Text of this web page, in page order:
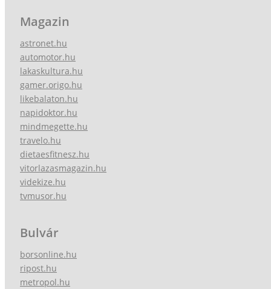
Magazin
astronet.hu
automotor.hu
lakaskultura.hu
gamer.origo.hu
likebalaton.hu
napidoktor.hu
mindmegette.hu
travelo.hu
dietaesfitnesz.hu
vitorlazasmagazin.hu
videkize.hu
tvmusor.hu
Bulvár
borsonline.hu
ripost.hu
metropol.hu